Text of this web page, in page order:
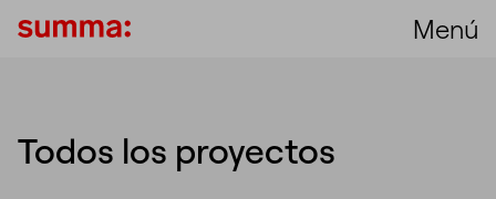
Menú
Todos los proyectos